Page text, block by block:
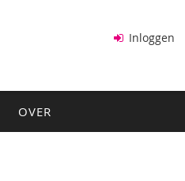
Inloggen
OVER